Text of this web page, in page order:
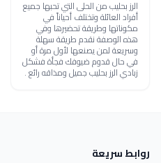
الرز بحليب من الحلى التي تحبها جميع
أفراد العائلة وتختلف أحياناً في
مكوناتها وطريقة تحضيرها وفي
هذه الوصفة نقدم طريقة سهلة
وسريعة لمن يصنعها لأول مرة أو
في حال قدوم ضيوفك فجأة فشكل
زبادي الرز بحليب جميل ومذاقه رائع .
روابط سريعة